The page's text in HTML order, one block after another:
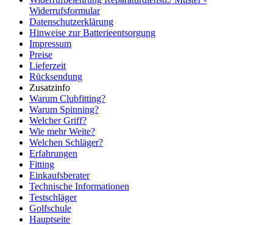
Widerrufsformular
Datenschutzerklärung
Hinweise zur Batterieentsorgung
Impressum
Preise
Lieferzeit
Rücksendung
Zusatzinfo
Warum Clubfitting?
Warum Spinning?
Welcher Griff?
Wie mehr Weite?
Welchen Schläger?
Erfahrungen
Fitting
Einkaufsberater
Technische Informationen
Testschläger
Golfschule
Hauptseite